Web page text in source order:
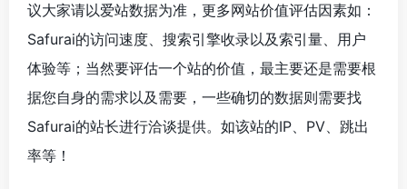
议大家请以爱站数据为准，更多网站价值评估因素如：
Safurai的访问速度、搜索引擎收录以及索引量、用户
体验等；当然要评估一个站的价值，最主要还是需要根
据您自身的需求以及需要，一些确切的数据则需要找
Safurai的站长进行洽谈提供。如该站的IP、PV、跳出
率等！